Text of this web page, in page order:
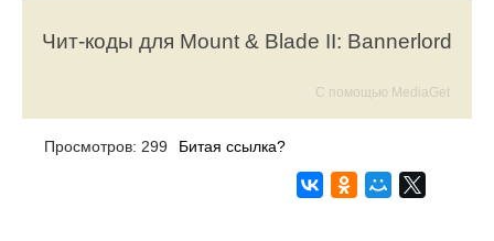
Чит-коды для Mount & Blade II: Bannerlord
С помощью MediaGet
Просмотров: 299 Битая ссылка?